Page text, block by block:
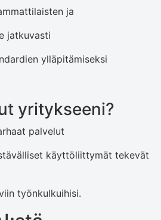
ja
jatkuvasti
ylläpitämiseksi
yritykseeni?
palvelut
käyttöliittymät tekevät
työnkulkuihisi.